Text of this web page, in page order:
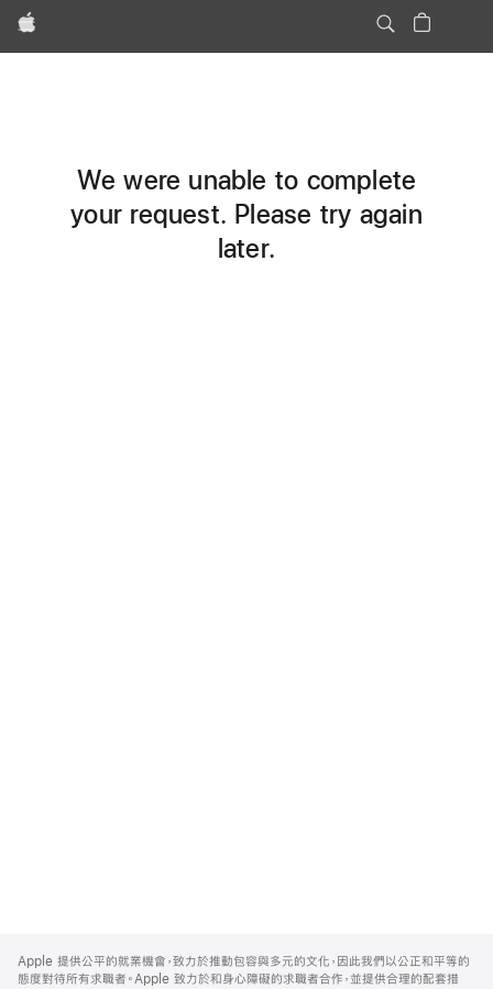
Apple
We were unable to complete
your request. Please try again
later.
Footer
Apple 提供公平的就業機會，致力於推動包容與多元的文化，因此我們以公正和平等的
態度對待所有求職者。Apple 致力於和身心障礙的求職者合作，並提供合理的配套措